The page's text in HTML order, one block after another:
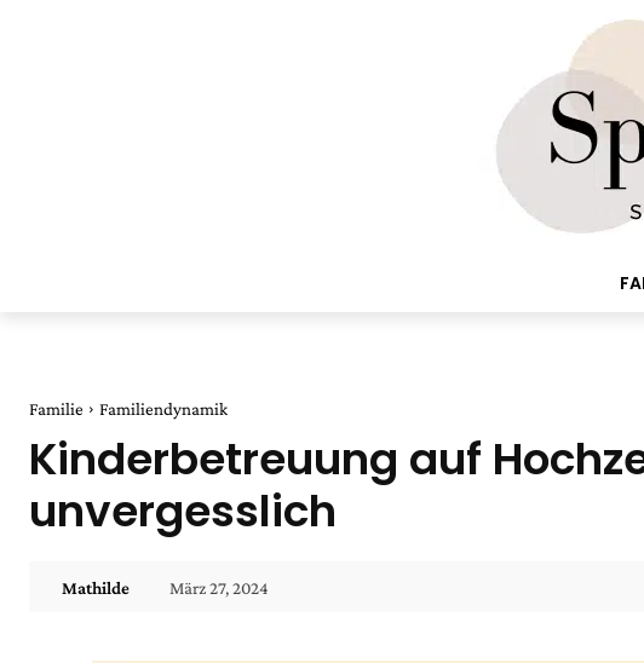
Familie Familiendynamik
Kinderbetreuung auf
unvergesslich
Mathilde März 27, 2024